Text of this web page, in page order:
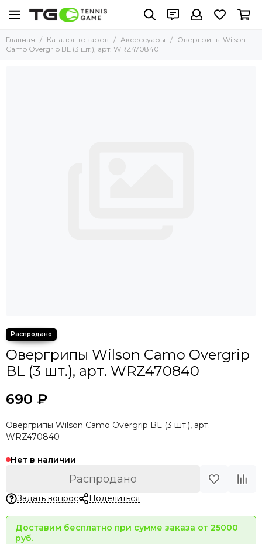
Главная Каталог товаров Аксессуары
Овергрипы Wilson
Camo Overgrip BL (3 шт.), арт. WRZ470840
Овергрипы Wilson Camo Overgrip
BL (3 шт.), арт. WRZ470840
690 ₽
Овергрипы Wilson Camo Overgrip BL (3 шт.), арт.
WRZ470840
Нет в наличии
Распродано
Задать вопрос Поделиться
Доставим бесплатно при сумме заказа от 25000
руб.